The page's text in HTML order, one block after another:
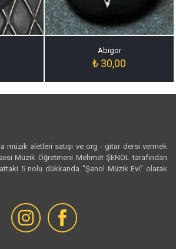
Abigor
₺ 30,00
müzik aletleri satışı ve org - gitar dersi vermek
Müzik Öğretmeni Mehmet ŞENOL tarafından
5 nolu dükkanda "Şenol Müzik Evi” olarak